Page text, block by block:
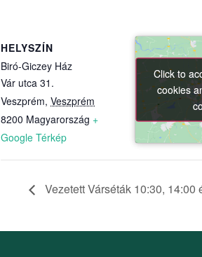
HELYSZÍN
Biró-Giczey Ház
Vár utca 31.
Veszprém, Veszprém
8200 Magyarország +
Google Térkép
Click to
cookies
Click to
cookies
Vezetett Várséták 10:30, 14:00